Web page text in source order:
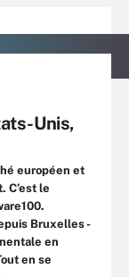
Unis,
européen et
C’est le
Bruxelles -
en
en se